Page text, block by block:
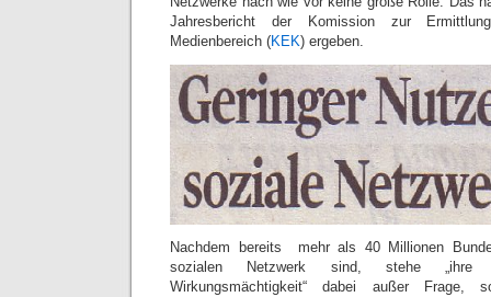
Jahresbericht der Komission zur
Medienbereich (KEK) ergeben.
Nachdem bereits mehr als 40 Millionen
sozialen Netzwerk sind, stehe „ihre
Wirkungsmächtigkeit“ dabei außer Frage,